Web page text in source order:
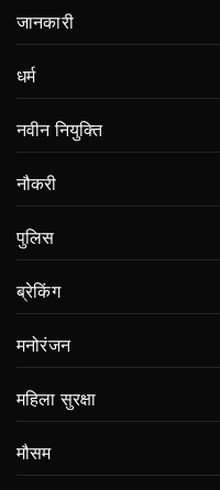
जानकारी
धर्म
नवीन नियुक्ति
नौकरी
पुलिस
ब्रेकिंग
मनोरंजन
महिला सुरक्षा
मौसम